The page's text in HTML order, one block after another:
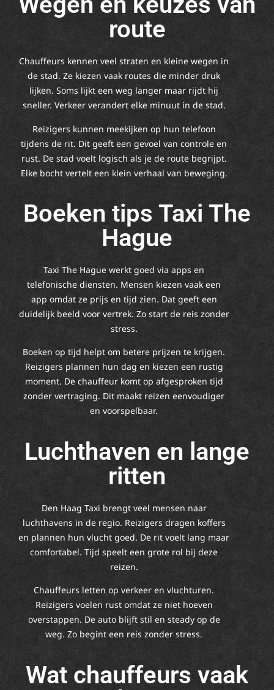
route
Chauffeurs kennen veel straten en kleine wegen in
de stad. Ze kiezen vaak routes die minder druk
lijken. Soms lijkt een weg langer maar rijdt hij
sneller. Verkeer verandert elke minuut in de stad.
Reizigers kunnen meekijken op hun telefoon
tijdens de rit. Dit geeft een gevoel van controle en
rust. De stad voelt logisch als je de route begrijpt.
Elke bocht vertelt een klein verhaal van beweging.
Boeken tips Taxi The
Hague
Taxi The Hague werkt goed via apps en
telefonische diensten. Mensen kiezen vaak een
app omdat ze prijs en tijd zien. Dat geeft een
duidelijk beeld voor vertrek. Zo start de reis zonder
stress.
Boeken op tijd helpt om betere prijzen te krijgen.
Reizigers plannen hun dag en kiezen een rustig
moment. De chauffeur komt op afgesproken tijd
zonder vertraging. Dit maakt reizen eenvoudiger
en voorspelbaar.
Luchthaven en lange
ritten
Den Haag Taxi brengt veel mensen naar
luchthavens in de regio. Reizigers dragen koffers
en plannen hun vlucht goed. De rit voelt lang maar
comfortabel. Tijd speelt een grote rol bij deze
reizen.
Chauffeurs letten op verkeer en vluchturen.
Reizigers voelen rust omdat ze niet hoeven
overstappen. De auto blijft stil en steady op de
weg. Zo begint een reis zonder stress.
Wat chauffeurs vaak